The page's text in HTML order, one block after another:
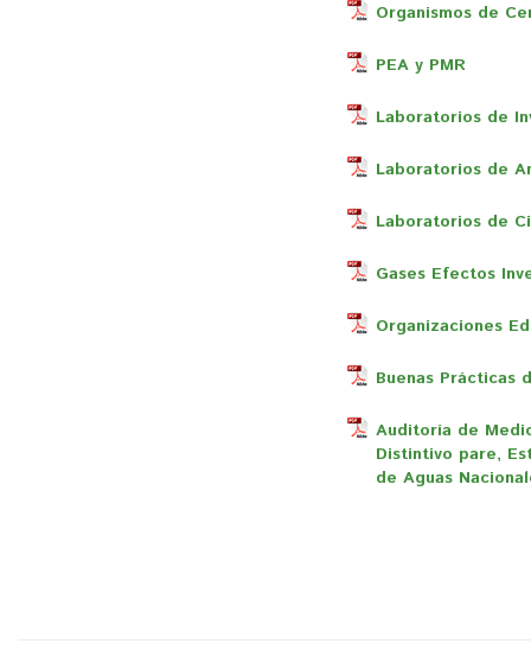
Organismos de
PEA y PMR
Laboratorios de
Laboratorios de
Laboratorios de
Gases Efectos
Organizaciones
Buenas Prácticas
Auditoría de
Distintivo pare,
de Aguas